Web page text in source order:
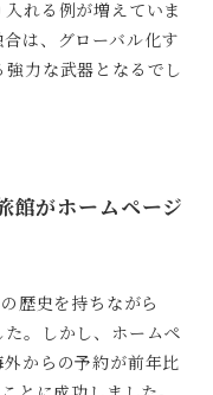
れる例が増えていま
は、グローバル化す
力な武器となるでし
館がホームページ
歴史を持ちながら
。しかし、ホームペ
からの予約が前年比